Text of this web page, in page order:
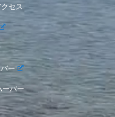
セス
ー
ーバー